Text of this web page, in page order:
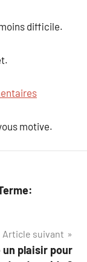
difficile.
motive.
Article suivant
un plaisir pour